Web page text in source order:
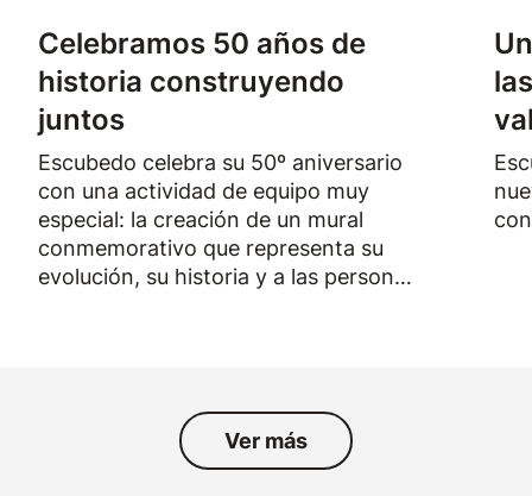
Celebramos 50 años de
historia construyendo
juntos
Escubedo celebra su 50º aniversario
con una actividad de equipo muy
especial: la creación de un mural
conmemorativo que representa su
evolución, su historia y a las personas
Ver más